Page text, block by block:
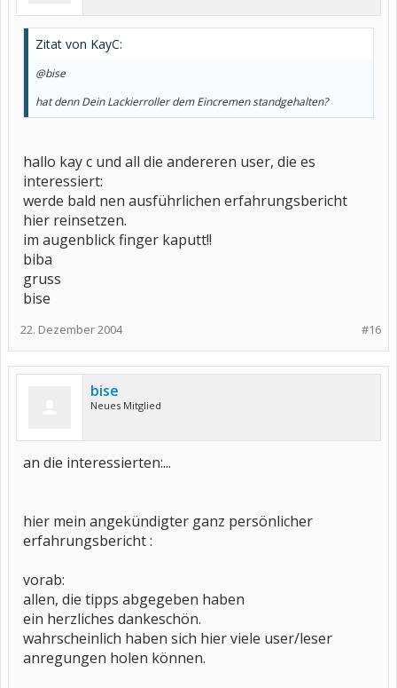
Zitat von KayC:
@bise
hat denn Dein Lackierroller dem Eincremen standgehalten?
hallo kay c und all die andereren user, die es
interessiert:
werde bald nen ausführlichen erfahrungsbericht
hier reinsetzen.
im augenblick finger kaputt!!
biba
gruss
bise
#16
22. Dezember 2004
bise
Neues Mitglied
an die interessierten:...
hier mein angekündigter ganz persönlicher
erfahrungsbericht :
vorab:
allen, die tipps abgegeben haben
ein herzliches dankeschön.
wahrscheinlich haben sich hier viele user/leser
anregungen holen können.